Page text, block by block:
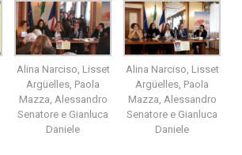
Alina Narciso, Lisset
Argüelles, Paola
Mazza, Alessandro
Senatore e Gianluca
Daniele
Alina Narciso, Lisset
Argüelles, Paola
Mazza, Alessandro
Senatore e Gianluca
Daniele